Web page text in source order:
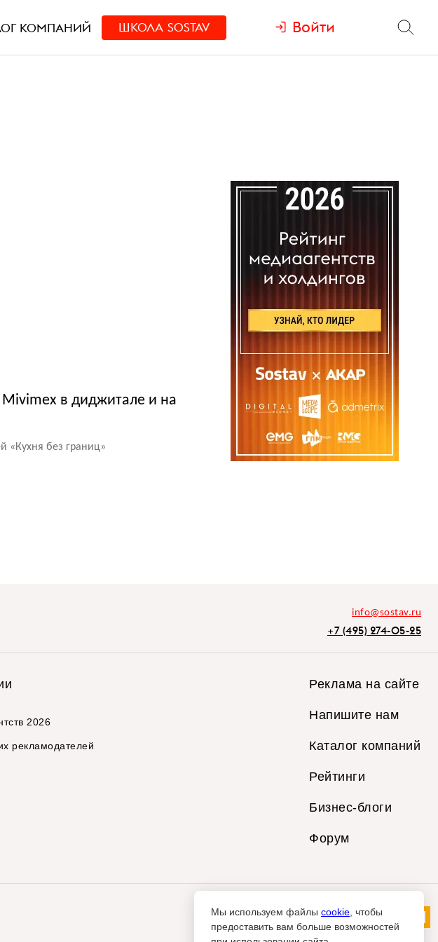
КОМПАНИЙ ШКОЛА SOSTAV Войти
в диджитале и на
«Кухня без границ»
info@sostav.ru
+7 (495) 274-05-25
2026
рекламодателей
Реклама на сайте
Напишите нам
Каталог компаний
Рейтинги
Бизнес-блоги
Форум
Мы используем файлы cookie , чтобы
предоставить вам больше возможностей